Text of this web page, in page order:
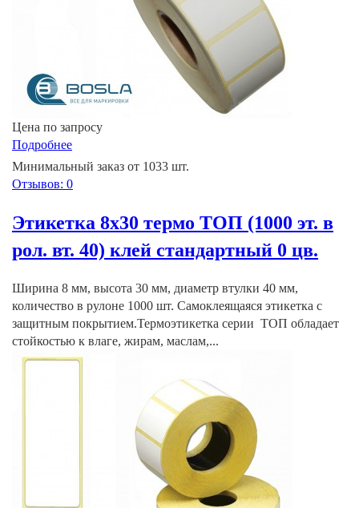
Цена по запросу
Подробнее
Минимальный заказ от 1033 шт.
Отзывов: 0
Этикетка 8х30 термо ТОП (1000 эт. в
рол. вт. 40) клей стандартный 0 цв.
Ширина 8 мм, высота 30 мм, диаметр втулки 40 мм,
количество в рулоне 1000 шт. Самоклеящаяся этикетка с
защитным покрытием.Термоэтикетка серии ТОП обладает
стойкостью к влаге, жирам, маслам,...